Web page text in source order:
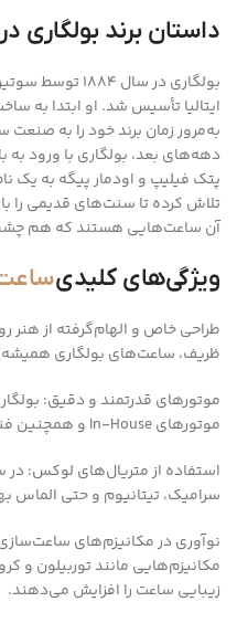
داستان برند بولگاری
بولگاری در سال
ایتالیا تأسیس شد. او ابتدا به
به‌مرور زمان برند خود را به
دهه‌های بعد، بولگاری با ورود
پتک فیلیپ و اودمار پیگه به یک
تلاش کرده تا سنت‌های قدیمی را
آن ساعت‌هایی هستند که هم
ویژگی‌های کلیدی
طراحی خاص و الهام‌گرفته از هنر
ظریف، ساعت‌های بولگاری
موتورهای قدرتمند و دقیق:
موتورهای In-House و همچنین فناوری سوئیسی استفاده می‌کند.
استفاده از متریال‌های لوکس: در
سرامیک، تیتانیوم و حتی الماس
نوآوری در مکانیزم‌های
مکانیزم‌هایی مانند توربیلون و
زیبایی ساعت را افزایش می‌دهند.